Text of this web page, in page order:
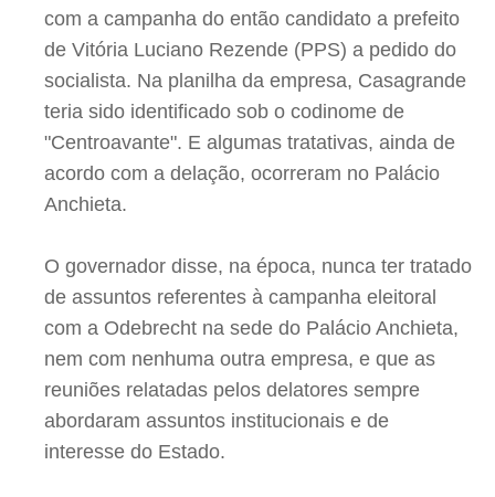
com a campanha do então candidato a prefeito
de Vitória Luciano Rezende (PPS) a pedido do
socialista. Na planilha da empresa, Casagrande
teria sido identificado sob o codinome de
"Centroavante". E algumas tratativas, ainda de
acordo com a delação, ocorreram no Palácio
Anchieta.
O governador disse, na época, nunca ter tratado
de assuntos referentes à campanha eleitoral
com a Odebrecht na sede do Palácio Anchieta,
nem com nenhuma outra empresa, e que as
reuniões relatadas pelos delatores sempre
abordaram assuntos institucionais e de
interesse do Estado.